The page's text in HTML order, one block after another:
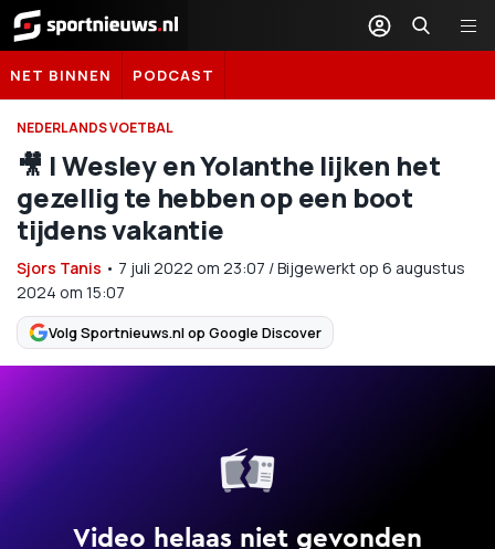
Sportnieuws.nl
NET BINNEN PODCAST
NEDERLANDS VOETBAL
🎥 | Wesley en Yolanthe lijken het
gezellig te hebben op een boot
tijdens vakantie
Sjors Tanis • 7 juli 2022 om 23:07 /Bijgewerkt op 6 augustus
2024 om 15:07
Volg Sportnieuws.nl op Google Discover